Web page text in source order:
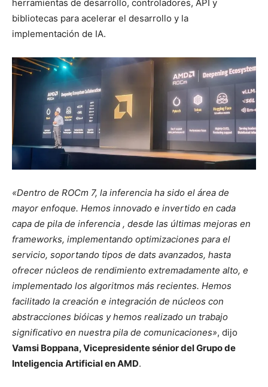
herramientas de desarrollo, controladores, API y
bibliotecas para acelerar el desarrollo y la
implementación de IA.
«Dentro de ROCm 7, la inferencia ha sido el área de
mayor enfoque. Hemos innovado e invertido en cada
capa de pila de inferencia , desde las últimas mejoras en
frameworks, implementando optimizaciones para el
servicio, soportando tipos de dats avanzados, hasta
ofrecer núcleos de rendimiento extremadamente alto, e
implementado los algoritmos más recientes. Hemos
facilitado la creación e integración de núcleos con
abstracciones bióicas y hemos realizado un trabajo
significativo en nuestra pila de comunicaciones», dijo
Vamsi Boppana, Vicepresidente sénior del Grupo de
Inteligencia Artificial en AMD.